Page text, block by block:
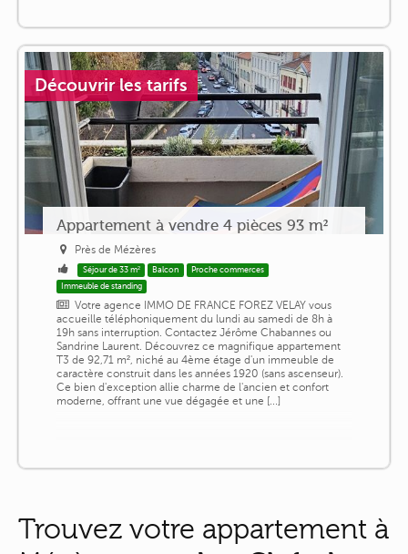
Découvrir les tarifs
Appartement à vendre 4 pièces 93 m²
Près de Mézères
Séjour de 33 m² Balcon
Proche commerces
Immeuble de standing
Votre agence IMMO DE FRANCE FOREZ VELAY vous
accueille téléphoniquement du lundi au samedi de 8h à
19h sans interruption. Contactez Jérôme Chabannes ou
Sandrine Laurent. Découvrez ce magnifique appartement
T3 de 92,71 m², niché au 4ème étage d'un immeuble de
caractère construit dans les années 1920 (sans ascenseur).
Ce bien d'exception allie charme de l'ancien et confort
moderne, offrant une vue dégagée et une [...]
Trouvez votre appartement à